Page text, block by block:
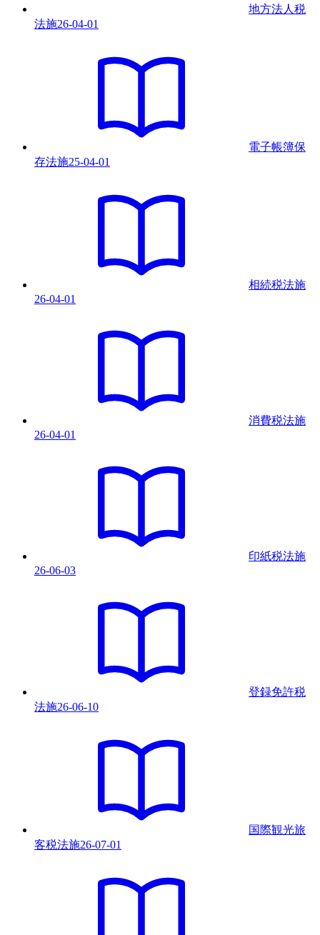
地方法人税
法施26-04-01
電子帳簿保
存法施25-04-01
相続税法施
26-04-01
消費税法施
26-04-01
印紙税法施
26-06-03
登録免許税
法施26-06-10
国際観光旅
客税法施26-07-01